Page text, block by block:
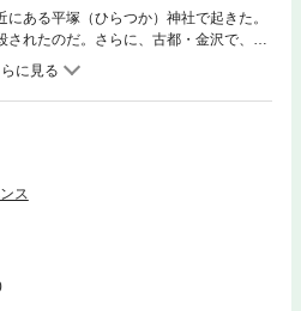
ある平塚（ひらつか）神社で起きた。
されたのだ。さらに、古都・金沢で、惨
えん）近くの「美術の小径（こみち）」
落とされ死亡したのだ。彼女は商社マン
……２つの殺人事件の繋（つな）がり
件解明の鍵をつかんだが……。
ス